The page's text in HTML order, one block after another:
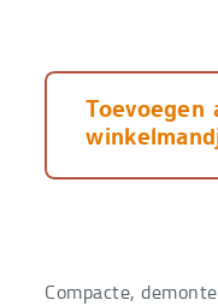
Toevoegen
Compacte,